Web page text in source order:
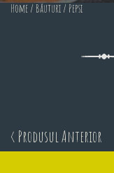
Home / Băuturi / Pepsi
< Produsul Anterior